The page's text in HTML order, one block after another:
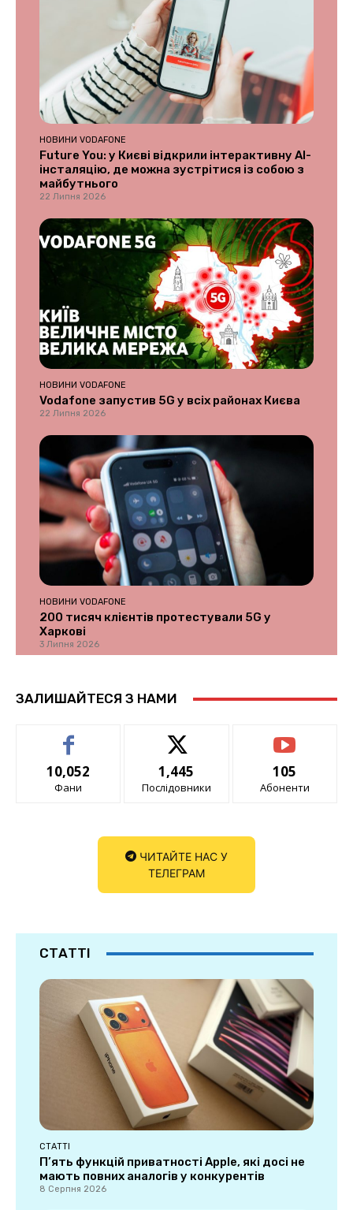
НОВИНИ VODAFONE
Future You: у Києві відкрили інтерактивну AI-
інсталяцію, де можна зустрітися із собою з
майбутнього
22 Липня 2026
НОВИНИ VODAFONE
Vodafone запустив 5G у всіх районах Києва
22 Липня 2026
НОВИНИ VODAFONE
200 тисяч клієнтів протестували 5G у
Харкові
3 Липня 2026
ЗАЛИШАЙТЕСЯ З НАМИ
10,052
Фани
1,445
Послідовники
105
Абоненти
ЧИТАЙТЕ НАС У
ТЕЛЕГРАМ
СТАТТІ
СТАТТІ
П’ять функцій приватності Apple, які досі не
мають повних аналогів у конкурентів
8 Серпня 2026